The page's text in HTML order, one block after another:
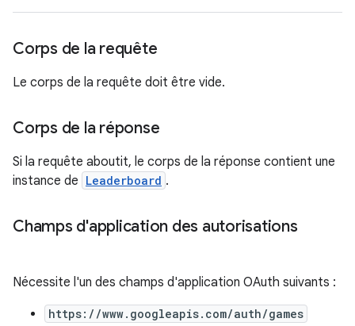
Corps de la requête
Le corps de la requête doit être vide.
Corps de la réponse
Si la requête aboutit, le corps de la réponse contient une
instance de Leaderboard .
Champs d'application des autorisations
Nécessite l'un des champs d'application OAuth suivants :
https://www.googleapis.com/auth/games